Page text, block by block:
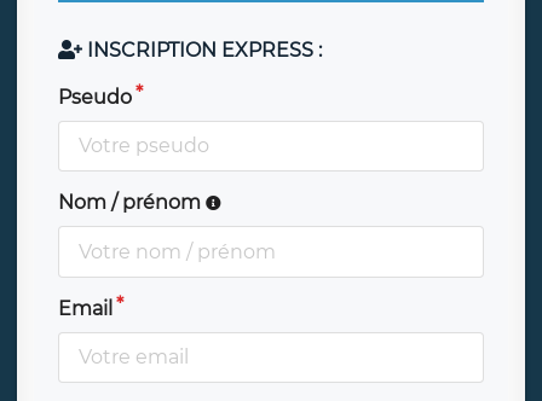
INSCRIPTION EXPRESS :
Pseudo
Nom / prénom
Email